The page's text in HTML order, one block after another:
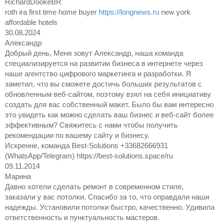
RichardDookeBR
roth ira first time home buyer https://longnews.ru new york
affordable hotels
30.08.2024
Александр
Добрый день, Меня зовут Александр, наша команда
специализируется на развитии бизнеса в интернете через
наше агентство цифрового маркетинга и разработки. Я
заметил, что вы сможете достичь больших результатов с
обновленным веб-сайтом, поэтому взял на себя инициативу
создать для вас собственный макет. Было бы вам интересно
это увидеть как можно сделать ваш бизнес и веб-сайт более
эффективным? Свяжитесь с нами чтобы получить
рекомендации по вашему сайту и бизнесу.
Искренне, команда Best-Solutions +33682666931
(WhatsApp/Telegram) https://best-solutions.space/ru
09.11.2014
Марина
Давно хотели сделать ремонт в современном стиле,
заказали у вас потолки. Спасибо за то, что оправдали наши
надежды. Установили потолки быстро, качественно. Удивила
ответственность и пунктуальность мастеров.